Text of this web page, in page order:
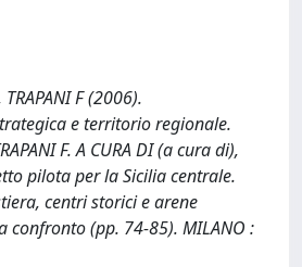
TRAPANI F (2006).
e territorio regionale.
F. A CURA DI (a cura di),
pilota per la Sicilia centrale.
centri storici e arene
confronto (pp. 74-85). MILANO :